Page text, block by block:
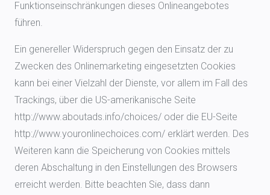
Funktionseinschränkungen dieses Onlineangebotes
führen.
Ein genereller Widerspruch gegen den Einsatz der zu
Zwecken des Onlinemarketing eingesetzten Cookies
kann bei einer Vielzahl der Dienste, vor allem im Fall des
Trackings, über die US-amerikanische Seite
http://www.aboutads.info/choices/ oder die EU-Seite
http://www.youronlinechoices.com/ erklärt werden. Des
Weiteren kann die Speicherung von Cookies mittels
deren Abschaltung in den Einstellungen des Browsers
erreicht werden. Bitte beachten Sie, dass dann